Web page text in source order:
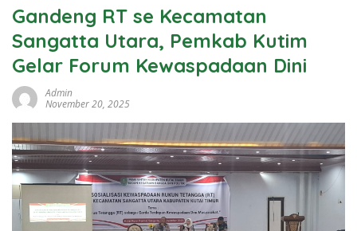
Gandeng RT se Kecamatan
Sangatta Utara, Pemkab Kutim
Gelar Forum Kewaspadaan Dini
Admin
November 20, 2025